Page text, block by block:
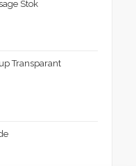
Stok
Transparant